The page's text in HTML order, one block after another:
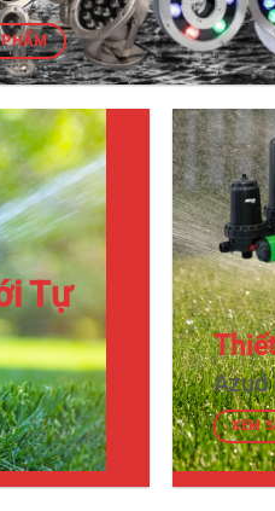
Tự
Azud
XEM